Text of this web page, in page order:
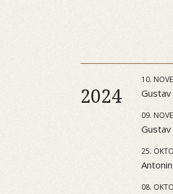
2024
10.
09.
25.
08.